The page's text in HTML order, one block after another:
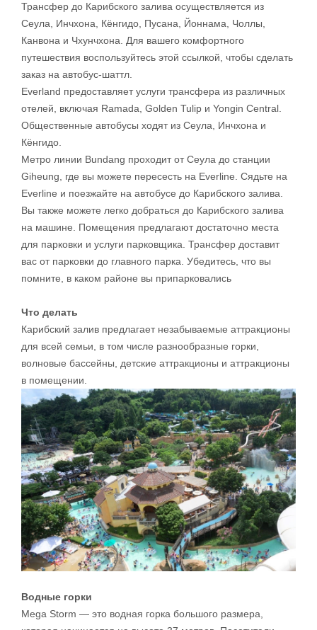
Трансфер до Карибского залива осуществляется из
Сеула, Инчхона, Кёнгидо, Пусана, Йоннама, Чоллы,
Канвона и Чхунчхона. Для вашего комфортного
путешествия воспользуйтесь этой ссылкой, чтобы сделать
заказ на автобус-шаттл.
Everland предоставляет услуги трансфера из различных
отелей, включая Ramada, Golden Tulip и Yongin Central.
Общественные автобусы ходят из Сеула, Инчхона и
Кёнгидо.
Метро линии Bundang проходит от Сеула до станции
Giheung, где вы можете пересесть на Everline. Сядьте на
Everline и поезжайте на автобусе до Карибского залива.
Вы также можете легко добраться до Карибского залива
на машине. Помещения предлагают достаточно места
для парковки и услуги парковщика. Трансфер доставит
вас от парковки до главного парка. Убедитесь, что вы
помните, в каком районе вы припарковались
Что делать
Карибский залив предлагает незабываемые аттракционы
для всей семьи, в том числе разнообразные горки,
волновые бассейны, детские аттракционы и аттракционы
в помещении.
Водные горки
Mega Storm — это водная горка большого размера,